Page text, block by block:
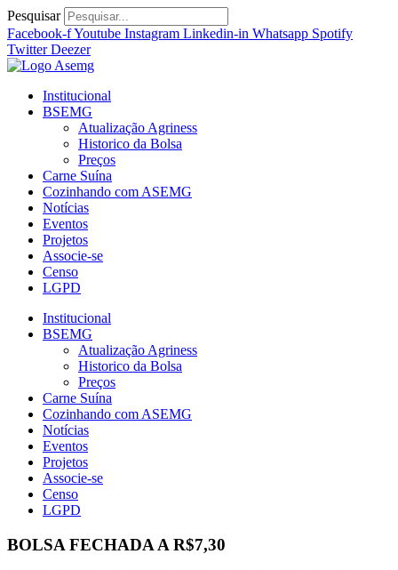
Ir
para
o
conteúdo
Pesquisar
Facebook-fYoutube Instagram Linkedin-in Whatsapp Spotify
Twitter Deezer
Institucional
BSEMG
Atualização Agriness
Historico da Bolsa
Preços
Carne Suína
Cozinhando com ASEMG
Notícias
Eventos
Projetos
Associe-se
Censo
LGPD
Institucional
BSEMG
Atualização Agriness
Historico da Bolsa
Preços
Carne Suína
Cozinhando com ASEMG
Notícias
Eventos
Projetos
Associe-se
Censo
LGPD
BOLSA FECHADA A R$7,30